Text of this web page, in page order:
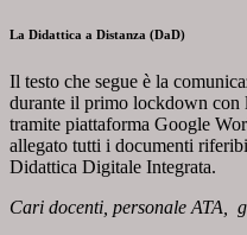
La Didattica a Distanza (DaD)
Il testo che segue è la
durante il primo lockdown con
tramite piattaforma Google
allegato tutti i documenti
Didattica Digitale Integrata.
Cari docenti, personale ATA,